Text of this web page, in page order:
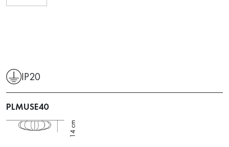
IP20
PLMUSE40